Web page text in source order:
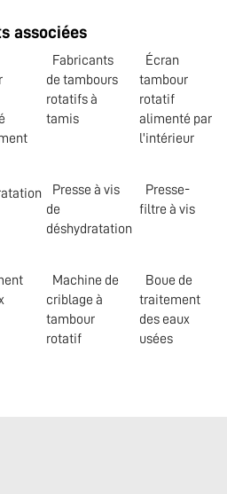
associées
Fabricants
de tambours
rotatifs à
tamis
Écran
tambour
rotatif
alimenté par
l'intérieur
Presse à vis
de
déshydratation
Presse-
filtre à vis
Machine de
criblage à
tambour
rotatif
Boue de
traitement
des eaux
usées